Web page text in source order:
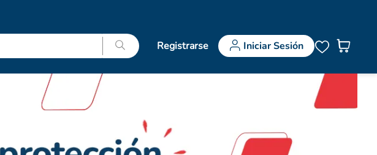
Registrarse Iniciar Sesión